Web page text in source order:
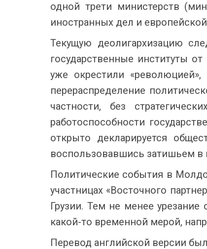
одной трети министерств
иностранных дел и
Текущую деолигархизацию
государственные институты
уже окрестили
перераспределение
частности, без
работоспособности
открыто декларируется
воспользовавшись затишьем в
Политические события в
участницах «Восточного
Грузии. Тем не менее
какой-то временной мерой,
Перевод английской версии